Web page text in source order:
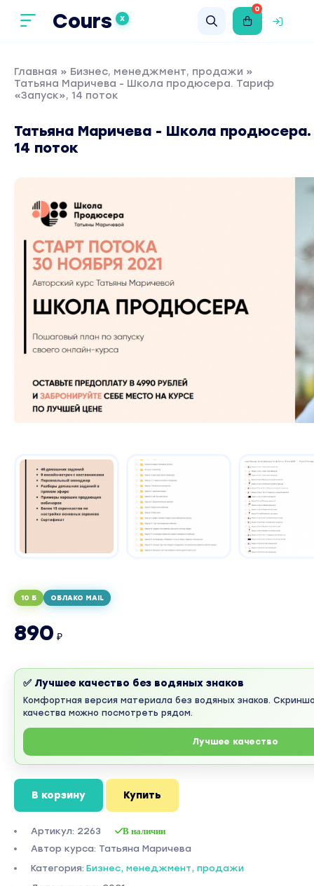
Cours X
0
Главная » Бизнес, менеджмент, продажи »
Татьяна Маричева - Школа продюсера. Тариф
«Запуск», 14 поток
Татьяна Маричева - Школа
14 поток
10 Б ОБЛАКО MAIL
890 ₽
✅ Лучшее качество без водяных знаков
Комфортная версия материала без водяных знаков.
качества можно посмотреть рядом.
Лучшее качество
В корзину Купить
Артикул: 2263 В наличии
Автор курса: Татьяна Маричева
Категория: Бизнес, менеджмент, продажи